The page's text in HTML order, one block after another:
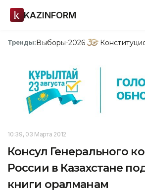
KAZINFORM
Тренды:Выборы-2026
10:39, 03 Марта 2012
Консул Генерального
России в Казахстане
книги оралманам